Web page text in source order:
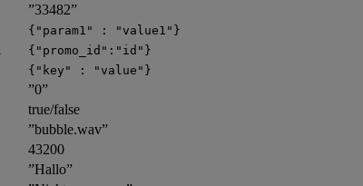
”33482”
{"param1" : "value1"}
{"promo_id":"id"}
{"key" : "value"}
”0”
true/false
”bubble.wav”
43200
”Hallo”